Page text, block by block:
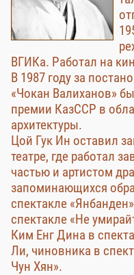
ВГИКа. Работал на
В 1987 году за
«Чокан Валиханов»
премии КазССР в
архитектуры.
Цой Гук Ин оставил
театре, где работал
частью и артистом
запоминающихся
спектакле
спектакле «Не
Ким Енг Дина в
Ли, чиновника в
Чун Хян».